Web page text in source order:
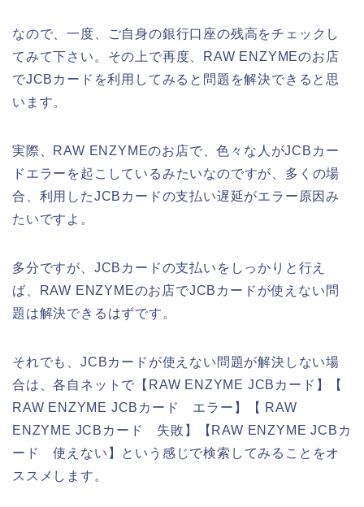
なので、一度、ご自身の銀行口座の残高をチェックし
てみて下さい。その上で再度、RAW ENZYMEのお店
でJCBカードを利用してみると問題を解決できると思
います。
実際、RAW ENZYMEのお店で、色々な人がJCBカー
ドエラーを起こしているみたいなのですが、多くの場
合、利用したJCBカードの支払い遅延がエラー原因み
たいですよ。
多分ですが、JCBカードの支払いをしっかりと行え
ば、RAW ENZYMEのお店でJCBカードが使えない問
題は解決できるはずです。
それでも、JCBカードが使えない問題が解決しない場
合は、各自ネットで【RAW ENZYME JCBカード】【
RAW ENZYME JCBカード エラー】【 RAW
ENZYME JCBカード 失敗】【RAW ENZYME JCBカ
ード 使えない】という感じで検索してみることをオ
ススメします。